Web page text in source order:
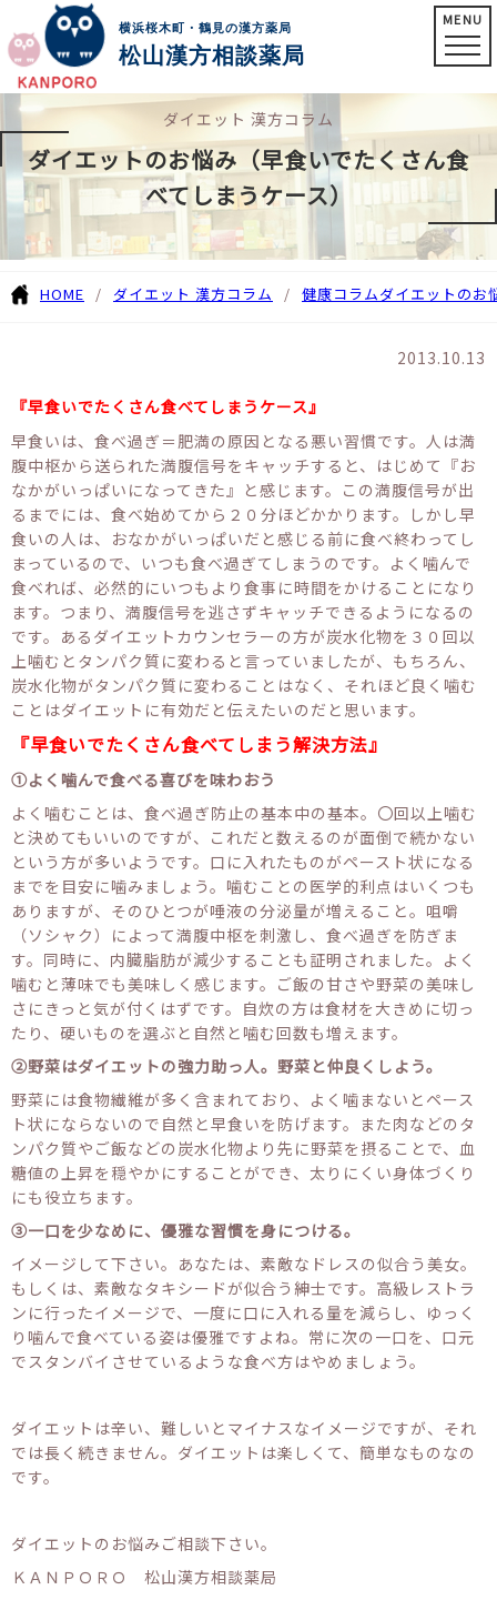
横浜桜木町・鶴見の漢方薬局
松山漢方相談薬局
MENU
ダイエット 漢方コラム
ダイエットのお悩み（早食いでたくさん食
べてしまうケース）
HOME ダイエット 漢方コラム 健康コラムダイエットのお
2013.10.13
『早食いでたくさん食べてしまうケース』
早食いは、食べ過ぎ＝肥満の原因となる悪い習慣です。人は満
腹中枢から送られた満腹信号をキャッチすると、はじめて『お
なかがいっぱいになってきた』と感じます。この満腹信号が出
るまでには、食べ始めてから２０分ほどかかります。しかし早
食いの人は、おなかがいっぱいだと感じる前に食べ終わってし
まっているので、いつも食べ過ぎてしまうのです。よく噛んで
食べれば、必然的にいつもより食事に時間をかけることになり
ます。つまり、満腹信号を逃さずキャッチできるようになるの
です。あるダイエットカウンセラーの方が炭水化物を３０回以
上噛むとタンパク質に変わると言っていましたが、もちろん、
炭水化物がタンパク質に変わることはなく、それほど良く噛む
ことはダイエットに有効だと伝えたいのだと思います。
『早食いでたくさん食べてしまう解決方法』
①よく噛んで食べる喜びを味わおう
よく噛むことは、食べ過ぎ防止の基本中の基本。〇回以上噛む
と決めてもいいのですが、これだと数えるのが面倒で続かない
という方が多いようです。口に入れたものがペースト状になる
までを目安に噛みましょう。噛むことの医学的利点はいくつも
ありますが、そのひとつが唾液の分泌量が増えること。咀嚼
（ソシャク）によって満腹中枢を刺激し、食べ過ぎを防ぎま
す。同時に、内臓脂肪が減少することも証明されました。よく
噛むと薄味でも美味しく感じます。ご飯の甘さや野菜の美味し
さにきっと気が付くはずです。自炊の方は食材を大きめに切っ
たり、硬いものを選ぶと自然と噛む回数も増えます。
②野菜はダイエットの強力助っ人。野菜と仲良くしよう。
野菜には食物繊維が多く含まれており、よく噛まないとペース
ト状にならないので自然と早食いを防げます。また肉などのタ
ンパク質やご飯などの炭水化物より先に野菜を摂ることで、血
糖値の上昇を穏やかにすることができ、太りにくい身体づくり
にも役立ちます。
③一口を少なめに、優雅な習慣を身につける。
イメージして下さい。あなたは、素敵なドレスの似合う美女。
もしくは、素敵なタキシードが似合う紳士です。高級レストラ
ンに行ったイメージで、一度に口に入れる量を減らし、ゆっく
り噛んで食べている姿は優雅ですよね。常に次の一口を、口元
でスタンバイさせているような食べ方はやめましょう。
ダイエットは辛い、難しいとマイナスなイメージですが、それ
では長く続きません。ダイエットは楽しくて、簡単なものなの
です。
ダイエットのお悩みご相談下さい。
ＫＡＮＰＯＲＯ 松山漢方相談薬局